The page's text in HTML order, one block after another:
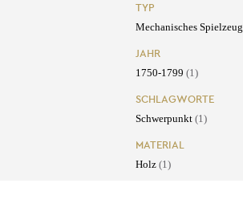
TYP
Mechanisches Spielzeug
JAHR
1750-1799 (1)
SCHLAGWORTE
Schwerpunkt (1)
MATERIAL
Holz (1)